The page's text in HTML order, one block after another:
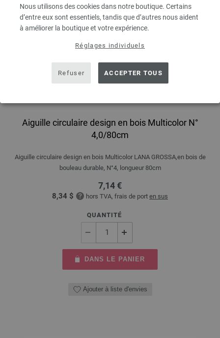
Nous utilisons des cookies dans notre boutique. Certains
d’entre eux sont essentiels, tandis que d’autres nous aident
à améliorer la boutique et votre expérience.
Réglages individuels
Refuser ACCEPTER TOUS
Aiguille circulaire design en bois Multicolor N°
4,0/80cm
Aiguille circulaire design en bois Multicolor LANA GROSSA,en bois de
bouleau durable, N°4, longueur 80cm
7,14 €
8,34 $ hors TVA, frais de port en sus
QUANTITÉ
DANS LE PANIER
Ajouter à liste d'envies